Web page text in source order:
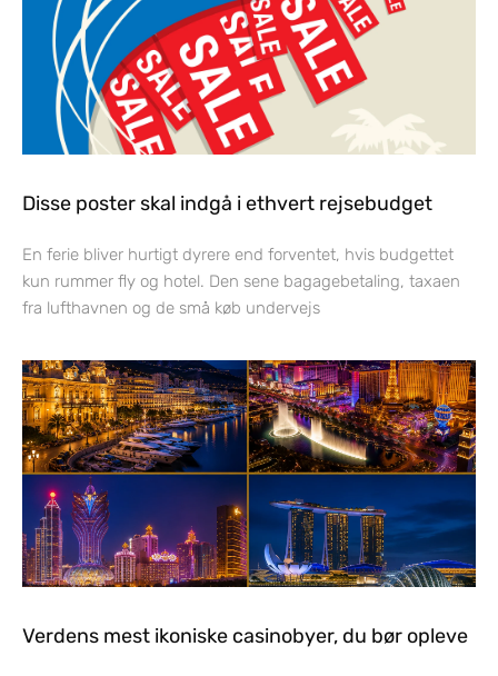
Disse poster skal indgå i ethvert rejsebudget
En ferie bliver hurtigt dyrere end forventet, hvis budgettet
kun rummer fly og hotel. Den sene bagagebetaling, taxaen
fra lufthavnen og de små køb undervejs
Verdens mest ikoniske casinobyer, du bør opleve